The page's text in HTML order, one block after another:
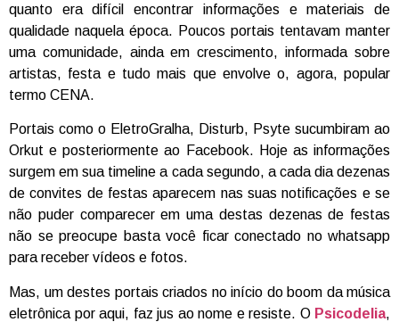
quanto era difícil encontrar informações e materiais de
qualidade naquela época. Poucos portais tentavam manter
uma comunidade, ainda em crescimento, informada sobre
artistas, festa e tudo mais que envolve o, agora, popular
termo CENA.
Portais como o EletroGralha, Disturb, Psyte sucumbiram ao
Orkut e posteriormente ao Facebook. Hoje as informações
surgem em sua timeline a cada segundo, a cada dia dezenas
de convites de festas aparecem nas suas notificações e se
não puder comparecer em uma destas dezenas de festas
não se preocupe basta você ficar conectado no whatsapp
para receber vídeos e fotos.
Mas, um destes portais criados no início do boom da música
eletrônica por aqui, faz jus ao nome e resiste. O Psicodelia,